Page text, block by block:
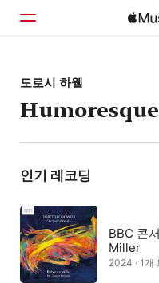
홈
둘러보기
검색
도로시 하웰
Humoresque
인기 레코딩
BBC 콘
Miller
2024 · 1개